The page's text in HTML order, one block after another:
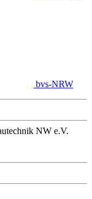
bvs-NRW
NW e.V.